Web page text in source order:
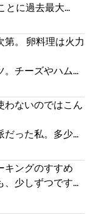
に過去最大...
第。 卵料理は火力
チーズやハム...
ないのではこん
った私。多少...
キングのすすめ
少しずつです...